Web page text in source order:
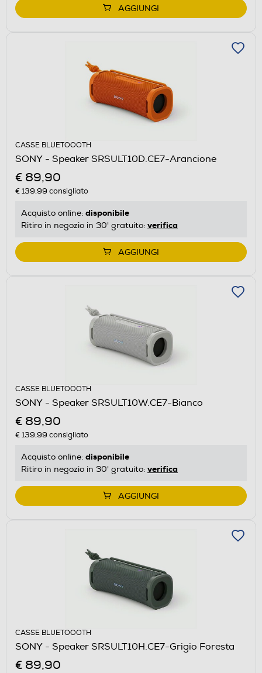
AGGIUNGI
CASSE BLUETOOOTH
SONY - Speaker SRSULT10D.CE7-Arancione
€ 89,90
€ 139,99 consigliato
Acquisto online: disponibile
Ritiro in negozio in 30' gratuito: verifica
AGGIUNGI
CASSE BLUETOOOTH
SONY - Speaker SRSULT10W.CE7-Bianco
€ 89,90
€ 139,99 consigliato
Acquisto online: disponibile
Ritiro in negozio in 30' gratuito: verifica
AGGIUNGI
CASSE BLUETOOOTH
SONY - Speaker SRSULT10H.CE7-Grigio Foresta
€ 89,90